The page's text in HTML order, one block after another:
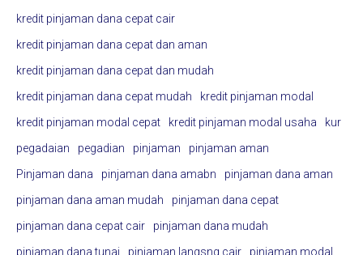
kredit pinjaman dana cepat cair
kredit pinjaman dana cepat dan aman
kredit pinjaman dana cepat dan mudah
kredit pinjaman dana cepat mudah
kredit pinjaman modal
kredit pinjaman modal cepat
kredit pinjaman modal usaha
kur
pegadaian
pegadian pinjaman
pinjaman aman
Pinjaman dana
pinjaman dana amabn
pinjaman dana aman
pinjaman dana aman mudah
pinjaman dana cepat
pinjaman dana cepat cair
pinjaman dana mudah
pinjaman dana tunai
pinjaman langsng cair pinjaman modal